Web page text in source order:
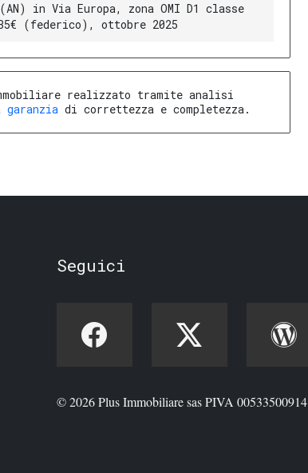
in Via Europa, zona OMI D1 classe
(federico), ottobre 2025
realizzato tramite analisi
garanzia di correttezza e completezza.
Seguici
© 2026 Plus Immobiliare sas PIVA 00533500914